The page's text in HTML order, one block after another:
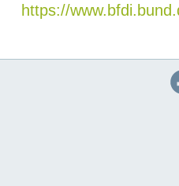
https://